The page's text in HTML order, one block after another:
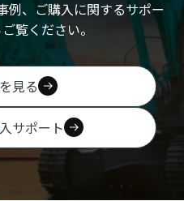
例、ご購入に関するサポー
覧ください。
見る
サポート